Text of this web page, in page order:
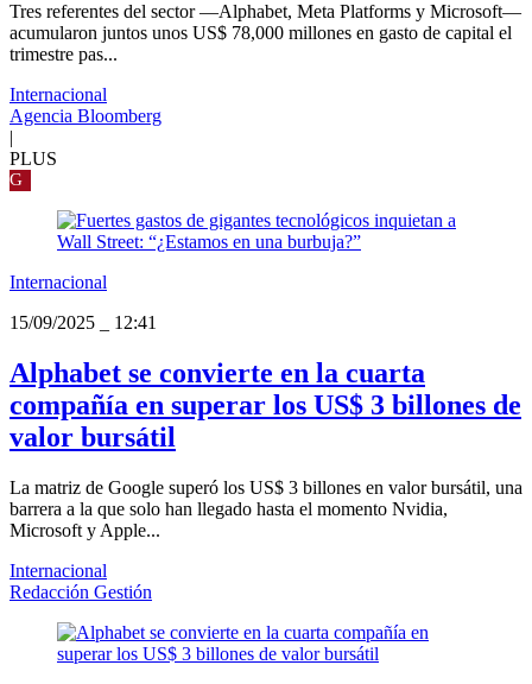
Tres referentes del sector —Alphabet, Meta Platforms y Microsoft—
acumularon juntos unos US$ 78,000 millones en gasto de capital el
trimestre pas...
Internacional
Agencia Bloomberg
|
PLUS
G
Internacional
15/09/2025
12:41
Alphabet se convierte en la cuarta
compañía en superar los US$ 3 billones de
valor bursátil
La matriz de Google superó los US$ 3 billones en valor bursátil, una
barrera a la que solo han llegado hasta el momento Nvidia,
Microsoft y Apple...
Internacional
Redacción Gestión